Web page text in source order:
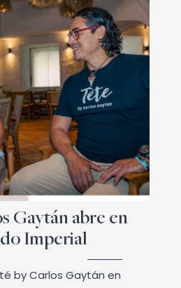
Gaytán abre en
Imperial
by Carlos Gaytán en